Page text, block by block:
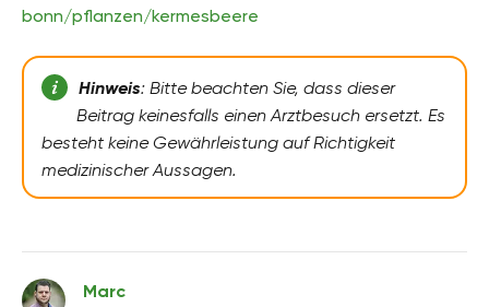
bonn/pflanzen/kermesbeere
Hinweis: Bitte beachten Sie, dass dieser
Beitrag keinesfalls einen Arztbesuch ersetzt. Es
besteht keine Gewährleistung auf Richtigkeit
medizinischer Aussagen.
Marc